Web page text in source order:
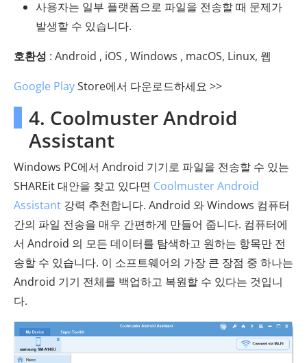
사용자는 일부 플랫폼으로 파일을 전송할 때 문제가
발생할 수 있습니다.
호환성 : Android , iOS , Windows , macOS, Linux, 웹
Google PlayStore에서 다운로드하세요 >>
4. Coolmuster Android
Assistant
Windows PC에서 Android 기기로 파일을 전송할 수 있는
SHAREit 대안을 찾고 있다면 Coolmuster Android
Assistant 강력 추천합니다. Android 와 Windows 컴퓨터
간의 파일 전송을 매우 간편하게 만들어 줍니다. 컴퓨터에
서 Android 의 모든 데이터를 탐색하고 원하는 항목만 전
송할 수 있습니다. 이 소프트웨어의 가장 큰 장점 중 하나는
Android 기기 전체를 ​​백업하고 복원할 수 있다는 것입니
다.